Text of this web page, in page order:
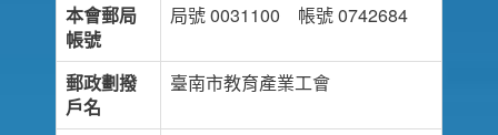
本會郵局
帳號
局號 0031100 帳號 0742684
郵政劃撥
戶名
臺南市教育產業工會